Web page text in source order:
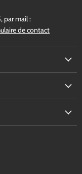
par mail :
de contact